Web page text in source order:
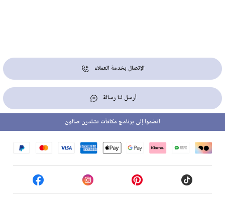
الإتصال بخدمة العملاء
أرسل لنا رسالة
انضموا إلى برنامج مكافآت تشلدرن صالون